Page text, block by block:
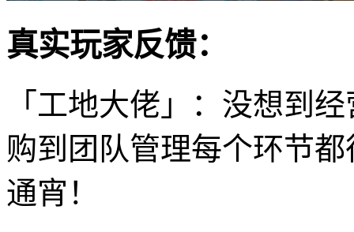
真实玩家反馈：
「工地大佬」：没想到
购到团队管理每个环节
通宵！